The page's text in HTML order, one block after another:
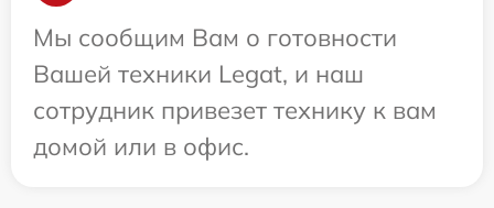
Мы сообщим Вам о готовности
Вашей техники Legat, и наш
сотрудник привезет технику к вам
домой или в офис.